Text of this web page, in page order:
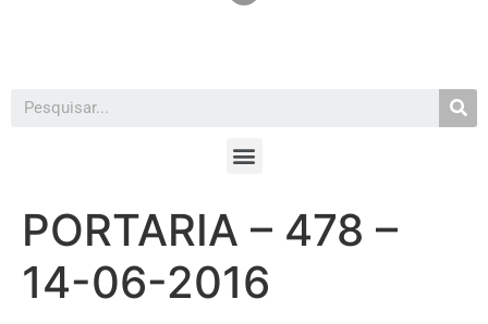
PORTARIA – 478 –
14-06-2016